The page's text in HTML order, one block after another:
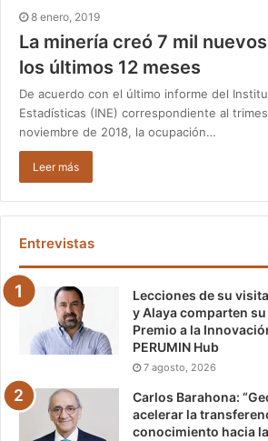
8 enero, 2019
La minería creó 7 mil
los últimos 12 meses
De acuerdo con el último informe del
Estadísticas (INE) correspondiente al
noviembre de 2018, la ocupación…
Leer más
Entrevistas
Lecciones de su
y Alaya comparten
Premio a la
PERUMIN Hub
7 agosto, 2026
Carlos Barahona:
acelerar la
conocimiento hacia